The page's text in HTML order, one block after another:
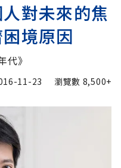
對未來的焦
境原因
代》
11-23 瀏覽數 8,500+